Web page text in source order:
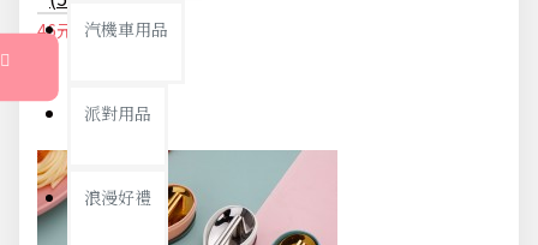
汽機車用品
派對用品
浪漫好禮
46元 48元